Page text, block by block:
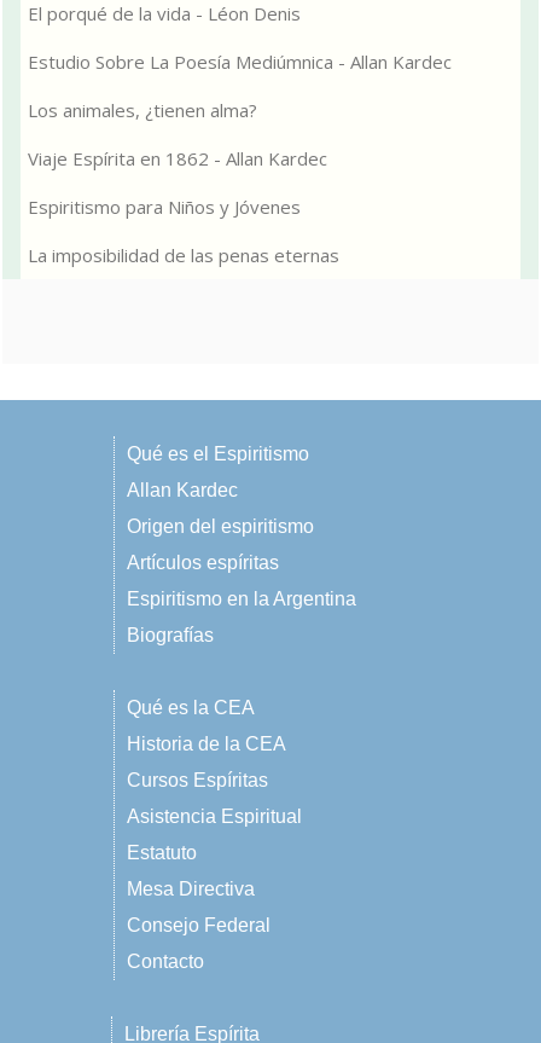
El porqué de la vida - Léon Denis
Estudio Sobre La Poesía Mediúmnica - Allan Kardec
Los animales, ¿tienen alma?
Viaje Espírita en 1862 - Allan Kardec
Espiritismo para Niños y Jóvenes
La imposibilidad de las penas eternas
Qué es el Espiritismo
Allan Kardec
Origen del espiritismo
Artículos espíritas
Espiritismo en la Argentina
Biografías
Qué es la CEA
Historia de la CEA
Cursos Espíritas
Asistencia Espiritual
Estatuto
Mesa Directiva
Consejo Federal
Contacto
Librería Espírita